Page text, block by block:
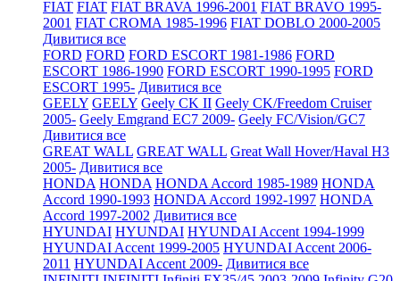
FIAT FIAT FIAT BRAVA 1996-2001 FIAT BRAVO 1995-
2001 FIAT CROMA 1985-1996 FIAT DOBLO 2000-2005
Дивитися все
FORD FORD FORD ESCORT 1981-1986 FORD
ESCORT 1986-1990 FORD ESCORT 1990-1995 FORD
ESCORT 1995- Дивитися все
GEELY GEELY Geely CK II Geely CK/Freedom Cruiser
2005- Geely Emgrand EC7 2009- Geely FC/Vision/GC7
Дивитися все
GREAT WALL GREAT WALL Great Wall Hover/Haval H3
2005- Дивитися все
HONDA HONDA HONDA Accord 1985-1989 HONDA
Accord 1990-1993 HONDA Accord 1992-1997 HONDA
Accord 1997-2002 Дивитися все
HYUNDAI HYUNDAI HYUNDAI Accent 1994-1999
HYUNDAI Accent 1999-2005 HYUNDAI Accent 2006-
2011 HYUNDAI Accent 2009- Дивитися все